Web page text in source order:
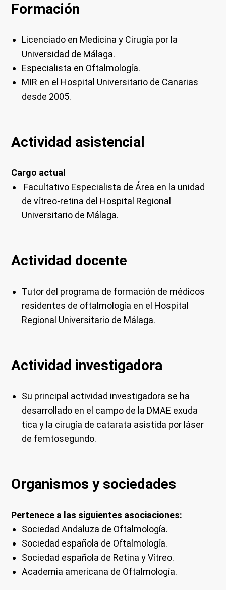
Formación
Licenciado en Medicina y Cirugía por la
Universidad de Málaga.
Especialista en Oftalmología.
MIR en el Hospital Universitario de Canarias
desde 2005.
Actividad asistencial
Cargo actual
Facultativo Especialista de Área en la unidad
de vítreo-retina del Hospital Regional
Universitario de Málaga.
Actividad docente
Tutor del programa de formación de médicos
residentes de oftalmología en el Hospital
Regional Universitario de Málaga.
Actividad investigadora
Su principal actividad investigadora se ha
desarrollado en el campo de la DMAE exuda
tica y la cirugía de catarata asistida por láser
de femtosegundo.
Organismos y sociedades
Pertenece a las siguientes asociaciones:
Sociedad Andaluza de Oftalmología.
Sociedad española de Oftalmología.
Sociedad española de Retina y Vítreo.
Academia americana de Oftalmología.